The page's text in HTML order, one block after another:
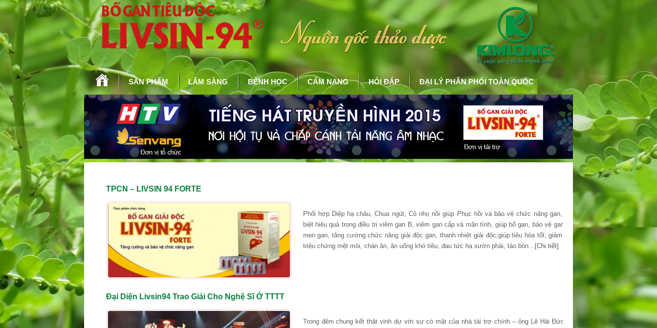
SẢN PHẨM LÂM SÀNG BỆNH HỌC CẨM NANG HỎI ĐÁP ĐẠI LÝ PHÂN PHỐI TOÀN QUỐC
TPCN – LIVSIN 94 FORTE
Phối hợp Diệp hạ châu, Chua ngút, Cỏ nhọ nồi giúp Phục hồi và bảo vệ chức năng gan, đặc
biệt hiệu quả trong điều trị viêm gan B, viêm gan cấp và mãn tính, giúp bổ gan, bảo vệ gan, hạ
men gan, tăng cường chức năng giải độc gan, thanh nhiệt giải độc,giúp tiêu hóa tốt, giảm các
triệu chứng mệt mỏi, chán ăn, ăn uống khó tiêu, đau tức hạ sườn phải, táo bón… [Chi tiết]
Đại Diện Livsin94 Trao Giải Cho Nghệ Sĩ Ở TTTT
Trong đêm chung kết thật vinh dự với sự có mặt của nhà tài trợ chính – ông Lê Hải Đức đại